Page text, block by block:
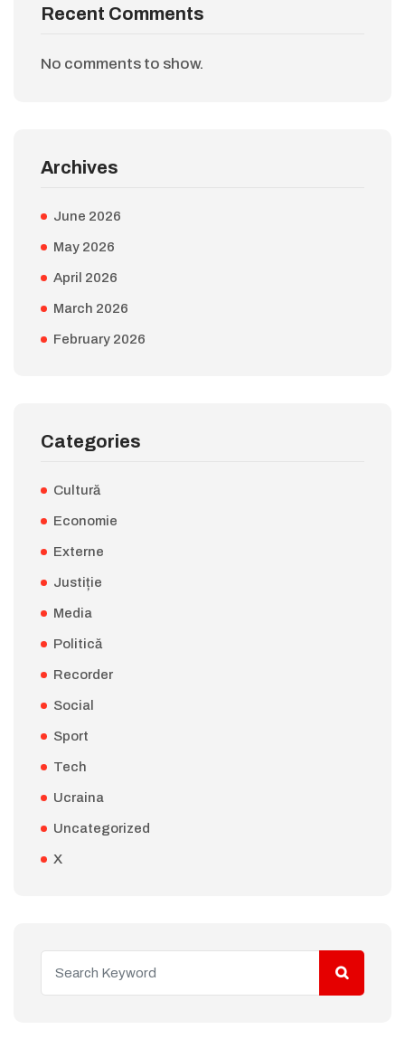
Recent Comments
No comments to show.
Archives
June 2026
May 2026
April 2026
March 2026
February 2026
Categories
Cultură
Economie
Externe
Justiție
Media
Politică
Recorder
Social
Sport
Tech
Ucraina
Uncategorized
X